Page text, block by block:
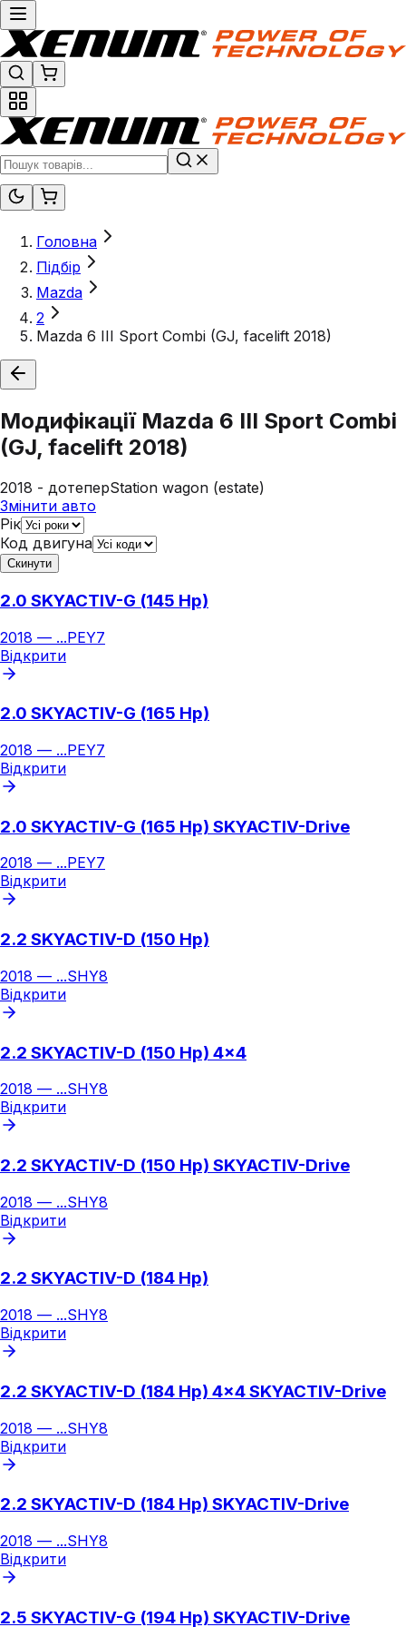
Головна
Підбір
Mazda
2
Mazda 6 III Sport Combi (GJ, facelift 2018)
Модифікації Mazda 6 III Sport Combi
(GJ, facelift 2018)
2018 - дотеперStation wagon (estate)
Змінити авто
Рік
Код двигуна
Скинути
2.0 SKYACTIV-G (145 Hp)
2018 — ...PEY7
Відкрити
2.0 SKYACTIV-G (165 Hp)
2018 — ...PEY7
Відкрити
2.0 SKYACTIV-G (165 Hp) SKYACTIV-Drive
2018 — ...PEY7
Відкрити
2.2 SKYACTIV-D (150 Hp)
2018 — ...SHY8
Відкрити
2.2 SKYACTIV-D (150 Hp) 4x4
2018 — ...SHY8
Відкрити
2.2 SKYACTIV-D (150 Hp) SKYACTIV-Drive
2018 — ...SHY8
Відкрити
2.2 SKYACTIV-D (184 Hp)
2018 — ...SHY8
Відкрити
2.2 SKYACTIV-D (184 Hp) 4x4 SKYACTIV-Drive
2018 — ...SHY8
Відкрити
2.2 SKYACTIV-D (184 Hp) SKYACTIV-Drive
2018 — ...SHY8
Відкрити
2.5 SKYACTIV-G (194 Hp) SKYACTIV-Drive